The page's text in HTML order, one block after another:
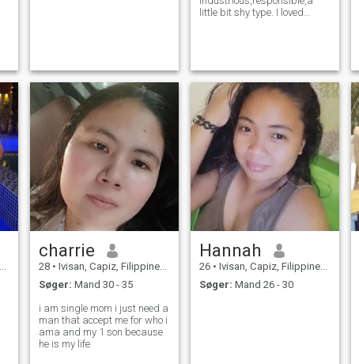
little bit shy type. I loved
charrie
28 • Ivisan, Capiz, Filippinerne
Søger: Mand 30 - 35
i am single mom i just need a
man that accept me for who i
ama and my 1 son because
he is my life
Hannah
26 • Ivisan, Capiz, Filippinerne
Søger: Mand 26 - 30